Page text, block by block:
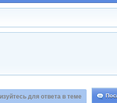
для ответа в теме